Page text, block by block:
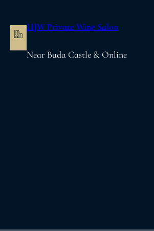
HJW Private Wine Salon
Near Buda Castle & Online